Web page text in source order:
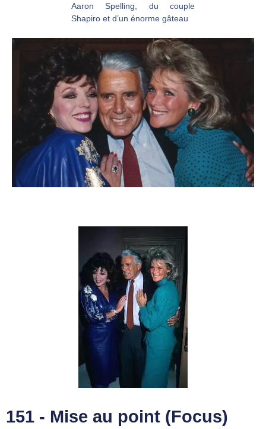
Aaron Spelling, du couple
Shapiro et d’un énorme gâteau
151 - Mise au point (Focus)